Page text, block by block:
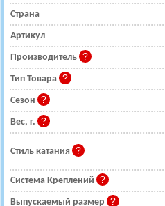
Страна
Артикул
Производитель
Тип Товара
Сезон
Вес, г.
Стиль катания
Система Креплений
Выпускаемый размер